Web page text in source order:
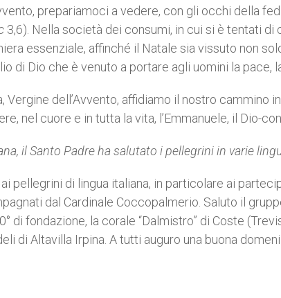
prepariamoci a vedere, con gli occhi della
3,6). Nella società dei consumi, in cui si è tentati di
essenziale, affinché il Natale sia vissuto non
di Dio che è venuto a portare agli uomini la pace,
dell’Avvento, affidiamo il nostro cammino
nel cuore e in tutta la vita, l’Emmanuele, il Dio-
il Santo Padre ha salutato i pellegrini in varie
pellegrini di lingua italiana, in particolare ai
dal Cardinale Coccopalmerio. Saluto il
di fondazione, la corale “Dalmistro” di Coste
di Altavilla Irpina. A tutti auguro una buona